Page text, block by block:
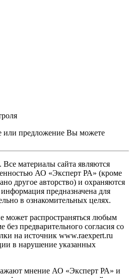
или предложение Вы можете
материалы сайта являются
АО «Эксперт РА» (кроме
другое авторство) и охраняются
предназначена для
в ознакомительных целях.
может распространяться любым
предварительного согласия со
на источник www.raexpert.ru
в нарушение указанных
мнение АО «Эксперт РА» и